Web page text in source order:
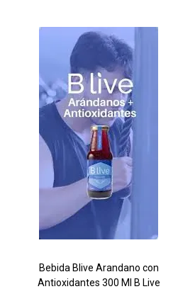
Bebida Blive Arandano con
Antioxidantes 300 Ml B Live